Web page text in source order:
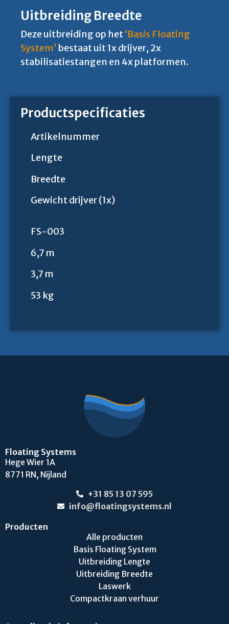
Uitbreiding Breedte
Deze uitbreiding op het‘Basis Floating
System’ bestaat uit 1x drijver, 2x
stabilisatiestangen en 4x platformen.
Productspecificaties
Artikelnummer
Lengte
Breedte
Gewicht drijver (1x)
FS-003
6,7 m
3,7 m
53 kg
Floating Systems
Hege Wier 1A
8771 RN, Nijland
+31 85 13 07 595
info@floatingsystems.nl
Producten
Alle producten
Basis Floating System
Uitbreiding Lengte
Uitbreiding Breedte
Laswerk
Compactkraan verhuur